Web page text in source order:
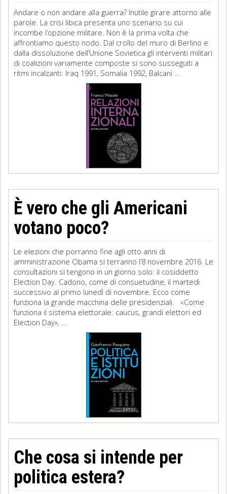
Andare o non andare alla guerra? Inutile girare attorno alle
parole. La crisi libica presenta uno scenario su cui
incombe l’opzione militare. Non è la prima volta che
affrontiamo questo nodo. Dal crollo del muro di Berlino e
dalla dissoluzione dell’Unione Sovietica gli interventi militari
di coalizioni variamente composte si sono susseguiti a
ritmi incalzanti: Iraq 1991, Somalia 1992, Balcani ...
È vero che gli Americani
votano poco?
Le elezioni che porranno fine agli otto anni di
amministrazione Obama si terranno l’8 novembre 2016. Le
consultazioni si tengono in un giorno solo: il cosiddetto
Election Day. Cadono, come di consuetudine, il martedì
successivo al primo lunedì di novembre. Ecco come
funziona la grande macchina delle presidenziali. «Come
funziona il sistema elettorale: caucus, grandi elettori ed
Election Day», ...
Che cosa si intende per
politica estera?